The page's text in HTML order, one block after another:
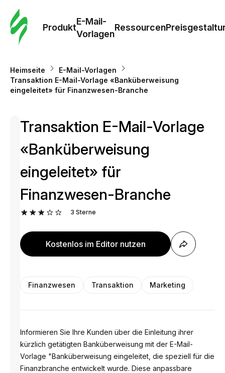
Produkt
E-Mail-
Vorlagen
Ressourcen
Heimseite
E-Mail-Vorlagen
Transaktion E-Mail-Vorlage «Banküberweisung
eingeleitet» für Finanzwesen-Branche
Transaktion E-Mail-Vorlage
«Banküberweisung
eingeleitet» für
Finanzwesen-Branche
3 Sterne
Kostenlos im Editor nutzen
Finanzwesen Transaktion Marketing
Informieren Sie Ihre Kunden über die Einleitung ihrer
kürzlich getätigten Banküberweisung mit der E-Mail-
Vorlage "Banküberweisung eingeleitet, die speziell für die
Finanzbranche entwickelt wurde. Diese anpassbare